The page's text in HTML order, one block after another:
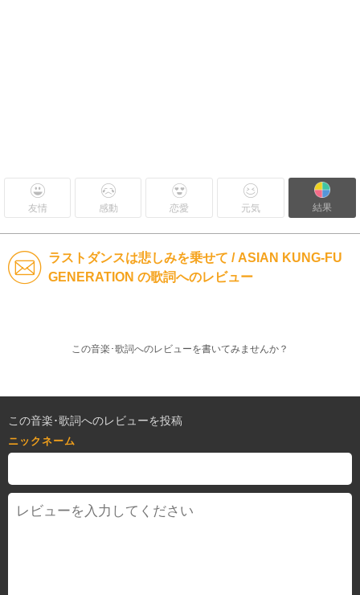
友情 感動 恋愛 元気 結果
ラストダンスは悲しみを乗せて / ASIAN KUNG-FU
GENERATION の歌詞へのレビュー
この音楽･歌詞へのレビューを書いてみませんか？
この音楽･歌詞へのレビューを投稿
ニックネーム